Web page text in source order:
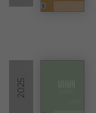
2025